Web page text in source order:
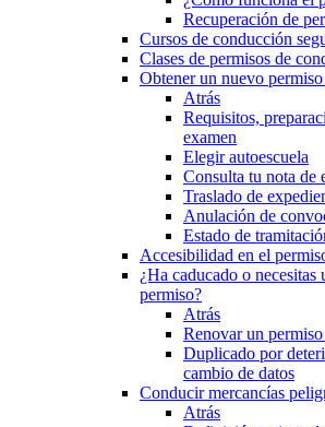
Recuperación de
Cursos de conducción
Clases de permisos de
Obtener un nuevo
Atrás
Requisitos,
examen
Elegir autoescuela
Consulta tu nota de
Traslado de
Anulación de
Estado de
Accesibilidad en el
¿Ha caducado o necesitas
permiso?
Atrás
Renovar un
Duplicado por
cambio de datos
Conducir mercancías
Atrás